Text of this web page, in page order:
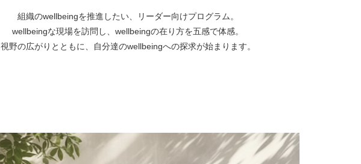
組織のwellbeingを推進したい、リーダー向けプログラム。
wellbeingな現場を訪問し、wellbeingの在り方を五感で体感。
視野の広がりとともに、自分達のwellbeingへの探求が始まります。